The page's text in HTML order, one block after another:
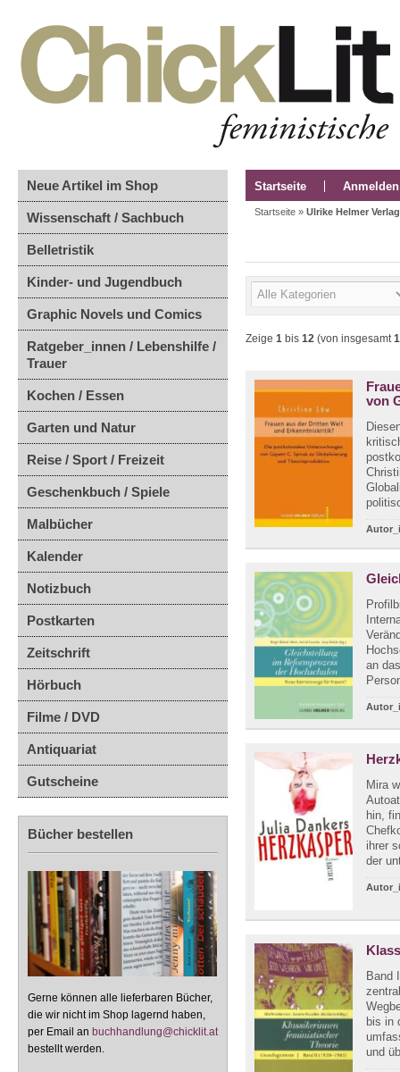
Neue Artikel im Shop
Wissenschaft / Sachbuch
Belletristik
Kinder- und Jugendbuch
Graphic Novels und Comics
Ratgeber_innen / Lebenshilfe /
Trauer
Kochen / Essen
Garten und Natur
Reise / Sport / Freizeit
Geschenkbuch / Spiele
Malbücher
Kalender
Notizbuch
Postkarten
Zeitschrift
Hörbuch
Filme / DVD
Antiquariat
Gutscheine
Bücher bestellen
Gerne können alle lieferbaren Bücher,
die wir nicht im Shop lagernd haben,
per Email an buchhandlung@chicklit.at
bestellt werden.
Startseite Anmelden
Startseite » Ulrike Helmer Verlag
Zeige 1 bis 12 (von insgesamt
von
an
Mira
hin,
ihrer
der
Band
bis in
und